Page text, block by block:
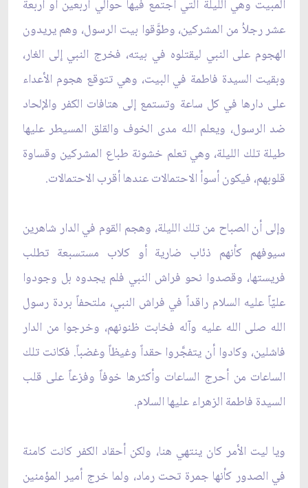
المبيت وهي الليلة التي اجتمع فيها حوالي أربعين أو أربعة
عشر رجلاُ من المشركين، وطوَّقوا بيت الرسول، وهم يريدون
الهجوم على النبي ليقتلوه في بيته، فخرج النبي إلى الغار،
وبقيت السيدة فاطمة في البيت، وهي تتوقع هجوم الأعداء
على دارها في كل ساعة وتستمع إلى هتافات الكفر والإلحاد
ضد الرسول، ويعلم الله مدى الخوف والقلق المسيطر عليها
طيلة تلك الليلة، وهي تعلم خشونة طباع المشركين وقساوة
قلوبهم، فيكون أسوأ الاحتمالات عندها أقرب الاحتمالات.
وإلى أن الصباح من تلك الليلة، وهجم القوم في الدار شاهرين
سيوفهم كأنهم ذئاب ضارية أو كلاب مستسبعة تطلب
فريستها، وقصدوا نحو فراش النبي فلم يجدوه بل وجودوا
عليّاً عليه السلام راقداً في فراش النبي، ملتحفاً بردة رسول
الله صلى الله عليه وآله فخابت ظنونهم، وخرجوا من الدار
فاشلين، وكادوا أن يتفجَّروا حقداً وغيظاً وغضباً. فكانت تلك
الساعات من أحرج الساعات وأكثرها خوفاً وفزعاً على قلب
السيدة فاطمة الزهراء عليها السلام.
ويا ليت الأمر كان ينتهي هنا، ولكن أحقاد الكفر كانت كامنة
في الصدور كأنها جمرة تحت رماد، ولما خرج أمير المؤمنين